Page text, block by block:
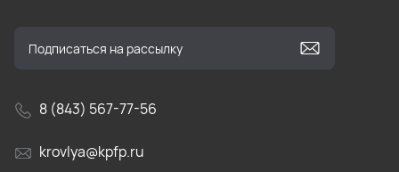
8 (843) 567-77-56
krovlya@kpfp.ru